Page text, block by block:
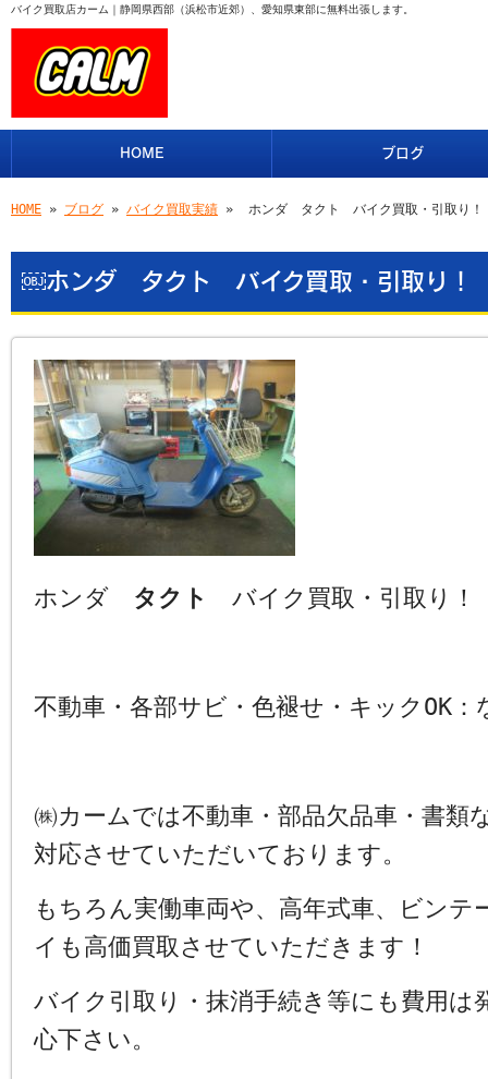
バイク買取店カーム｜静岡県西部（浜松市近郊）、愛知県東部に無料出張します。
HOME ブログ
HOME » ブログ » バイク買取実績 » ￼ホンダ タクト バイク買取・引取り
￼ホンダ タクト バイク買取・引取り！
ホンダ タクト バイク買取・引取り
不動車・各部サビ・色褪せ・キックOK
㈱カームでは不動車・部品欠品車・書類
対応させていただいております。
もちろん実働車両や、高年式車、ビンテ
イも高価買取させていただきます！
バイク引取り・抹消手続き等にも費用は
心下さい。